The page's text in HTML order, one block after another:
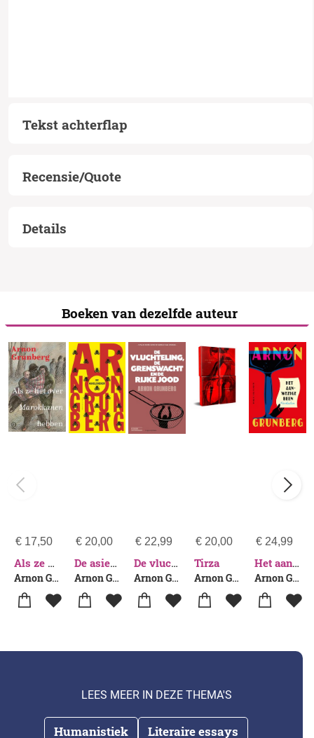
Tekst achterflap
Recensie/Quote
Details
Boeken van dezelfde auteur
€17,50
Als ze het over Marokkanen hebben
Arnon Grunberg
€20,00
De asielzoeker
Arnon Grunberg
€ 22,99
De vluchteling, de grenswacht en de rijke Jood
Arnon Grunberg
€ 20,00
Tirza
Arnon Grunberg
€24,99
Het aanwezige been
Arnon Grunberg
Humanistiek
Literaire essays
LEES MEER IN DEZE THEMA'S